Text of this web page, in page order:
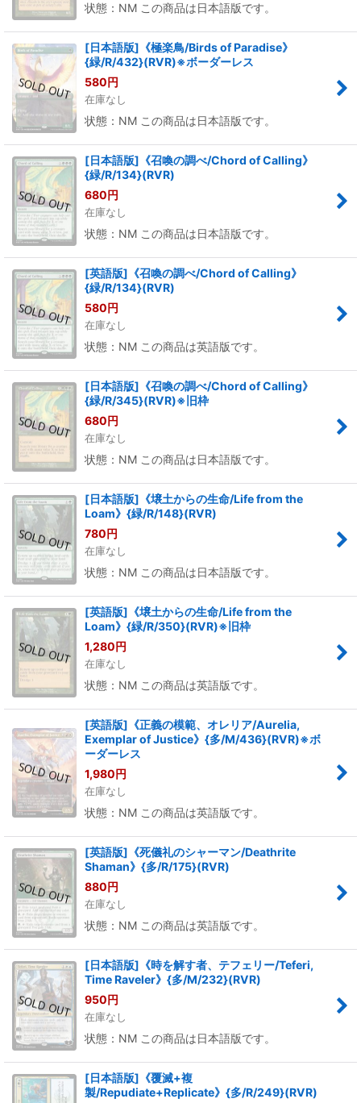
状態：NM この商品は日本語版です。
[日本語版]《極楽鳥/Birds of Paradise》
{緑/R/432}(RVR)※ボーダーレス
580円
在庫なし
状態：NM この商品は日本語版です。
[日本語版]《召喚の調べ/Chord of Calling》
{緑/R/134}(RVR)
680円
在庫なし
状態：NM この商品は日本語版です。
[英語版]《召喚の調べ/Chord of Calling》
{緑/R/134}(RVR)
580円
在庫なし
状態：NM この商品は英語版です。
[日本語版]《召喚の調べ/Chord of Calling》
{緑/R/345}(RVR)※旧枠
680円
在庫なし
状態：NM この商品は日本語版です。
[日本語版]《壌土からの生命/Life from the
Loam》{緑/R/148}(RVR)
780円
在庫なし
状態：NM この商品は日本語版です。
[英語版]《壌土からの生命/Life from the
Loam》{緑/R/350}(RVR)※旧枠
1,280円
在庫なし
状態：NM この商品は英語版です。
[英語版]《正義の模範、オレリア/Aurelia,
Exemplar of Justice》{多/M/436}(RVR)※ボ
ーダーレス
1,980円
在庫なし
状態：NM この商品は英語版です。
[英語版]《死儀礼のシャーマン/Deathrite
Shaman》{多/R/175}(RVR)
880円
在庫なし
状態：NM この商品は英語版です。
[日本語版]《時を解す者、テフェリー/Teferi,
Time Raveler》{多/M/232}(RVR)
950円
在庫なし
状態：NM この商品は日本語版です。
[日本語版]《覆滅+複
製/Repudiate+Replicate》{多/R/249}(RVR)